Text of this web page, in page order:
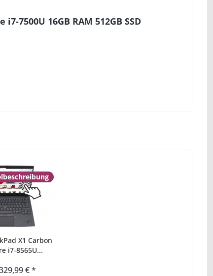
7500U 16GB RAM 512GB SSD
X1 Carbon
i7-8565U...
€ *